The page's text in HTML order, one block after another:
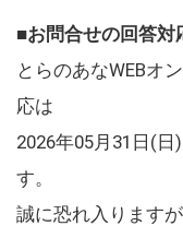
■お問合せの回答対
とらのあなWEBオ
応は
2026年05月31日(
す。
誠に恐れ入ります